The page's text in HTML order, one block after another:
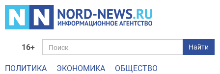
16+ Найти
ПОЛИТИКА ЭКОНОМИКА
ОБЩЕСТВО